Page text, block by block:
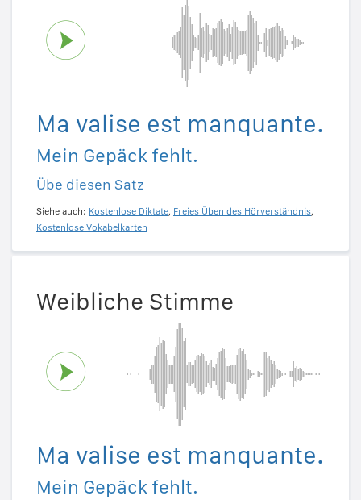
Ma valise est manquante.
Mein Gepäck fehlt.
Übe diesen Satz
Siehe auch: Kostenlose Diktate, Freies Üben des Hörverständnis,
Kostenlose Vokabelkarten
Weibliche Stimme
Ma valise est manquante.
Mein Gepäck fehlt.